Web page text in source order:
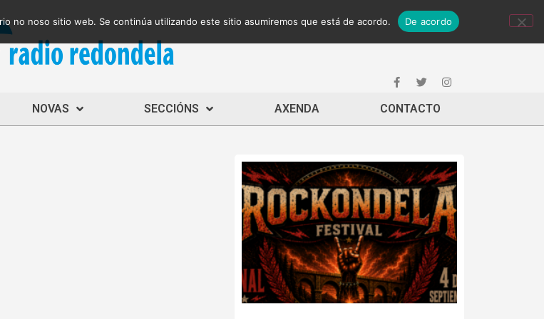
NOVAS SECCIÓNS AXENDA CONTACTO
no noso sitio web. Se continúa utilizando este sitio asumiremos que está de acordo. De acordo